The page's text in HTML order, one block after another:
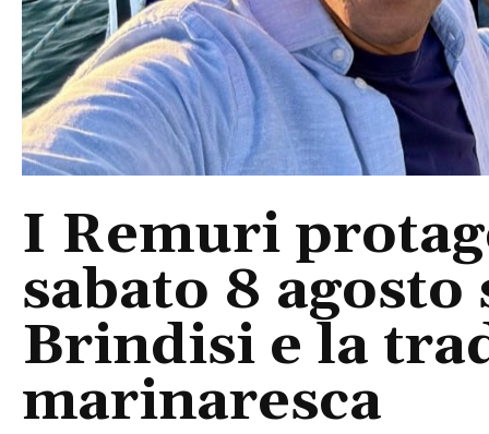
I Remuri
sabato 8
Brindisi e la
marinaresca